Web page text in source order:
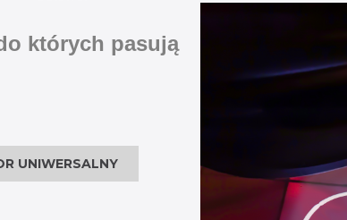
których pasują
UNIWERSALNY